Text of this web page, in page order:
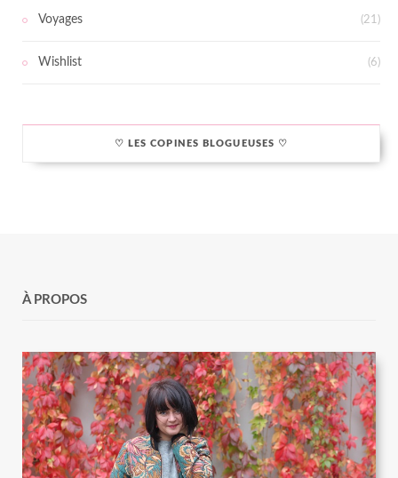
Voyages (21)
Wishlist (6)
♡ LES COPINES BLOGUEUSES ♡
À PROPOS